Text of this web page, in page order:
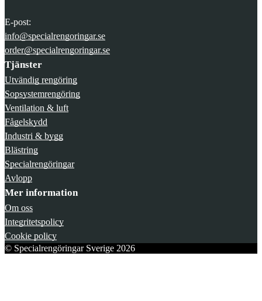
E-post:
info@specialrengoringar.se
order@specialrengoringar.se
Tjänster
Utvändig rengöring
Sopsystemrengöring
Ventilation & luft
Fågelskydd
Industri & bygg
Blästring
Specialrengöringar
Avlopp
Mer information
Om oss
Integritetspolicy
Cookie policy
© Specialrengöringar Sverige 2026